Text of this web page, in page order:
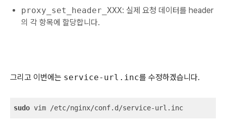
proxy_set_header_XXX: 실제 요청 데이터를 header
의 각 항목에 할당합니다.
그리고 이번에는 service-url.inc를 수정하겠습니다.
sudo vim /etc/nginx/conf.d/service-url.inc